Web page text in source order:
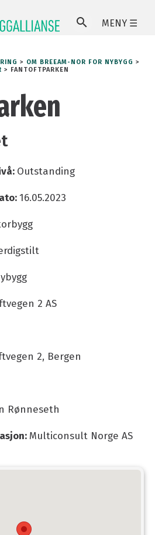
MENY ☰
> OM BREEAM-NOR FOR NYBYGG >
> FANTOFTPARKEN
Outstanding
16.05.2023
2 AS
2, Bergen
Rønneseth
Multiconsult Norge AS